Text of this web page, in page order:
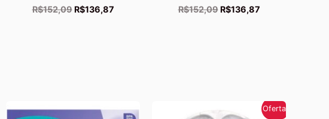
R$152,09 O
R$136,87O
R$152,09 O
R$136,87O
Oferta!